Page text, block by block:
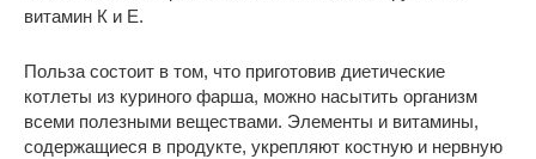
витамин К и Е.
Польза состоит в том, что приготовив диетические
котлеты из куриного фарша, можно насытить организм
всеми полезными веществами. Элементы и витамины,
содержащиеся в продукте, укрепляют костную и нервную